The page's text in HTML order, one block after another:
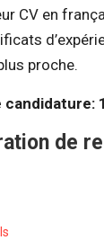
CV en
proche.
candidature:
de